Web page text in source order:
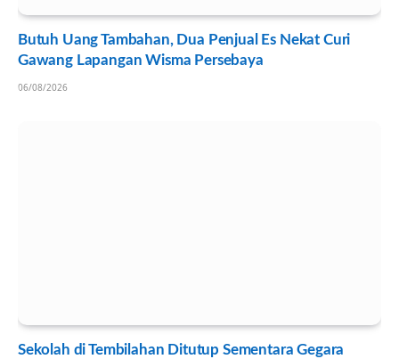
Butuh Uang Tambahan, Dua Penjual Es Nekat Curi
Gawang Lapangan Wisma Persebaya
06/08/2026
Sekolah di Tembilahan Ditutup Sementara Gegara